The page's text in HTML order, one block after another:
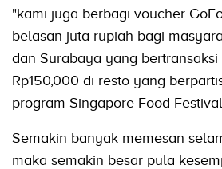
"kami juga berbagi voucher
belasan juta rupiah bagi
dan Surabaya yang
Rp150,000 di resto yang
program Singapore Food
Semakin banyak memesan
maka semakin besar pula